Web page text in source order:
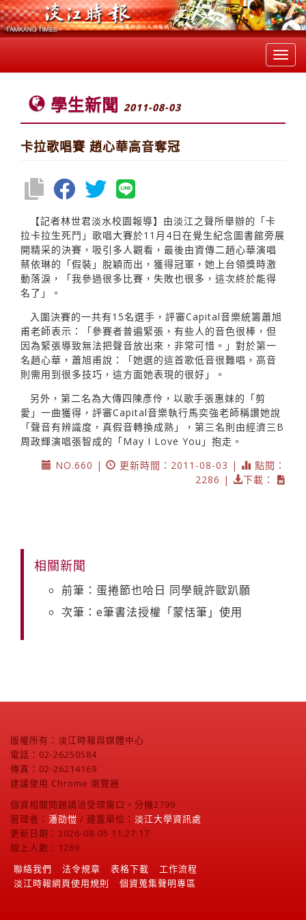
學生新聞 2011-08-03
卡拉歌唱賽 趙心華高音奪冠
【記者林世君淡水校園報導】由淡江之聲所舉辦的「卡
拉卡拉生死鬥」歌唱大賽於11月4日在覺生紀念圖書館旁展
開精采的決賽，吸引多人觀看，最後由資傳二趙心華演唱
蔡依琳的「假裝」脫穎而出，獲得冠軍，她上台領獎時激
動落淚，「我參過很多比賽，失敗也很多，這次終於能得
名了」。
入圍決賽的一共有15名選手，評審Capital音樂統籌蕭旭
甫老師表示：「參賽者普遍緊張，有些人的音色很棒，但
因為緊張導致無法把聲音放出來，非常可惜。」對於第一
名趙心華，蕭旭甫說：「她選的這首歌低音很難唱，高音
則需用到很多技巧，這方面她表現的很好」。
另外，第二名為大傳四陳彥伶，以歌手張惠妹的「剪
愛」一曲獲得，評審Capital音樂執行馬奕強老師稱讚她說
「聲音有辨識度，真假音轉換成熟」，第三名則由經濟三B
周政輝演唱張智成的「May I Love You」抱走。
NO.660 |
更新時間：2011-08-03 |
點閱：
2286 |
下載：
相關新聞
前筆：蛋捲節也哈日 同學競許歐趴願
次筆：e筆書法授權「蒙恬筆」使用
版權所有：淡江時報與媒體中心
電話：02-26250584
傳真：02-26214169
建議使用 Chrome 瀏覽器
個資相關問題請洽受理窗口，分機2799
管理者： 潘劭愷 / 建置單位： 淡江大學資訊處
更新日期：2026-08-05 11:27:17
線上人數：1269
聯絡我們
法令規章 表格下載
工作流程
淡江時報網頁使用規則
個資蒐集聲明專區